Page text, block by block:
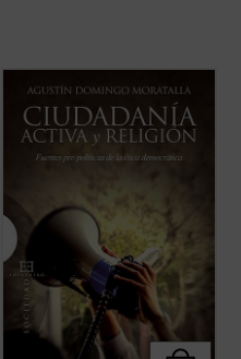
Uno de los problemas más importantes de
papel que desempeñan las religiones en la
esfera pública. Con la pretensión de
superar posiciones confesionalistas o
laicistas, la filosofía moral y ... (ver ficha)